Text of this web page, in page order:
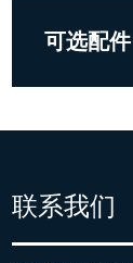
可选配件
联系我们